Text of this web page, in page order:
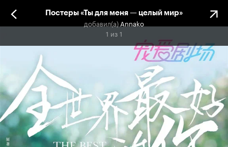
Постеры «Ты для меня — целый мир»
добавил(а) Annako
1 из 1